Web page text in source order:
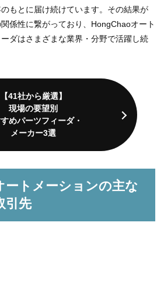
もとに届け続けています。その結果が
係性に繋がっており、HongChaoオート
ダはさまざまな業界・分野で活躍し続
【41社から厳選】
現場の要望別
めパーツフィーダ・
メーカー3選
ートメーションの主な
引先